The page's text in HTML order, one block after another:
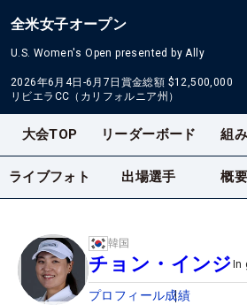
全米女子オープン
U.S. Women's Open presented by Ally
2026年6月4日-6月7日 賞金総額 $12,500,000
リビエラCC（カリフォルニア州）
大会TOP リーダーボード 組
ライブフォト 出場選手 概
韓国
チョン・インジIn
プロフィール成績